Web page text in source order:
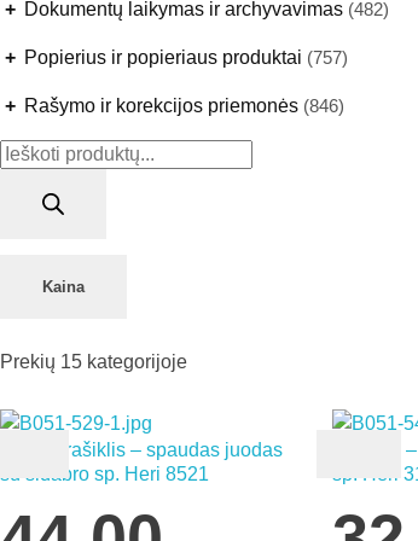
+ Dokumentų laikymas ir archyvavimas (482)
+ Popierius ir popieriaus produktai (757)
+ Rašymo ir korekcijos priemonės (846)
Products
search
Kaina
Prekių 15 kategorijoje
Gelinis rašiklis – spaudas juodas
su sidabro sp. Heri 8521
Rašiklis
sp. Heri